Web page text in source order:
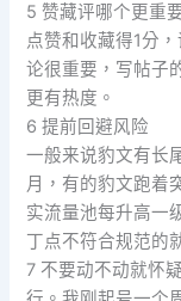
5 赞藏评哪个更重
点赞和收藏得1分
论很重要，写帖子
更有热度。
6 提前回避风险
一般来说豹文有长
月，有的豹文跑着
实流量池每升高一
丁点不符合规范的
7 不要动不动就怀